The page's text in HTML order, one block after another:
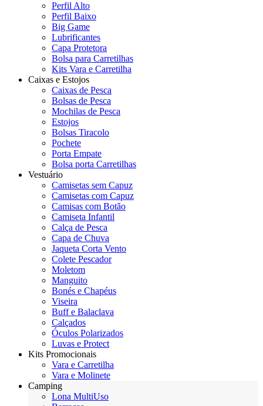
Perfil Alto
Perfil Baixo
Big Game
Lubrificantes
Capa Protetora
Bolsa para Carretilhas
Kits Vara e Carretilha
Caixas e Estojos
Caixas de Pesca
Bolsas de Pesca
Mochilas de Pesca
Estojos
Bolsas Tiracolo
Pochete
Porta Empate
Bolsa porta Carretilhas
Vestuário
Camisetas sem Capuz
Camisetas com Capuz
Camisas com Botão
Camiseta Infantil
Calça de Pesca
Capa de Chuva
Jaqueta Corta Vento
Colete Pescador
Moletom
Manguito
Bonés e Chapéus
Viseira
Buff e Balaclava
Calçados
Óculos Polarizados
Luvas e Protect
Kits Promocionais
Vara e Carretilha
Vara e Molinete
Camping
Lona MultiUso